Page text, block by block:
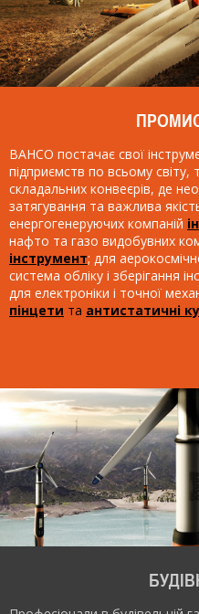
BAHCO постачає свої
підприємств по всьому світу,
складальних конвеєрів, де
затягування та важлива
енергогенеруючих компаній
нафто та газо видобувних
інструмент; для
система обліку і зберігання
для електроніки і точної
пінцети та антистатичні